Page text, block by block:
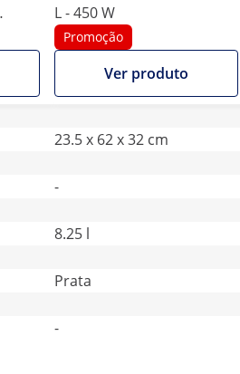
L - 450 W
Promoção
Ver produto
23.5 x 62 x 32 cm
-
8.25 l
Prata
-